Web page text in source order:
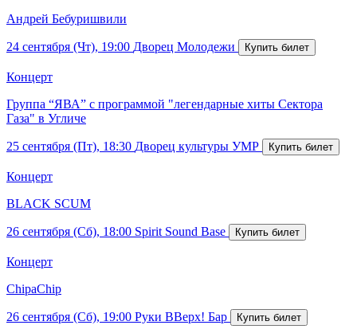
Андрей Бебуришвили
24 сентября (Чт), 19:00 Дворец Молодежи
Концерт
Группа “ЯВА” с программой "легендарные хиты Сектора
Газа" в Угличе
25 сентября (Пт), 18:30 Дворец культуры УМР
Концерт
BLACK SCUM
26 сентября (Сб), 18:00 Spirit Sound Base
Концерт
ChipaChip
26 сентября (Сб), 19:00 Руки ВВерх! Бар